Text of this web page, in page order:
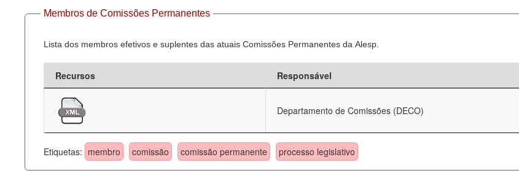
Membros de Comissões Permanentes
Lista dos membros efetivos e suplentes das atuais Comissões Permanentes da Alesp.
Recursos Responsável
Departamento de Comissões (DECO)
Etiquetas: membro comissão comissão permanente processo legislativo